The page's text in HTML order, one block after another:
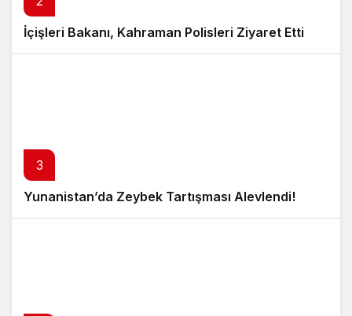
İçişleri Bakanı, Kahraman Polisleri Ziyaret Etti
3
Yunanistan’da Zeybek Tartışması Alevlendi!